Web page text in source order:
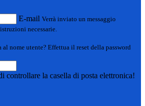
E-mail Verrà inviato un messaggio
necessarie.
al nome utente? Effettua il reset della password
controllare la casella di posta elettronica!